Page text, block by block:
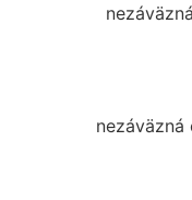
nezáväzná